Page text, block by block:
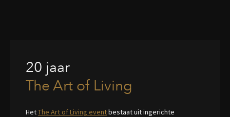
20 jaar
The Art of Living
HetThe Art of Living eventbestaat uit ingerichte